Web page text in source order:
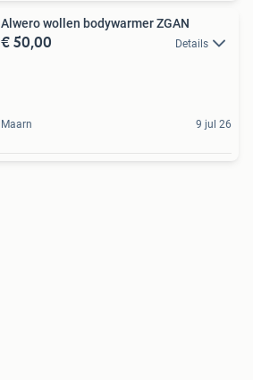
Alwero wollen bodywarmer ZGAN
€ 50,00 Details
Maarn 9 jul 26